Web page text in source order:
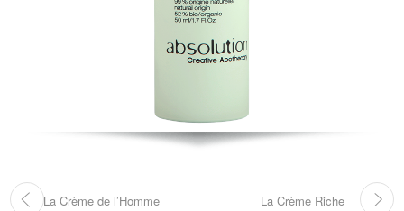
La Crème de l’Homme La Crème Riche